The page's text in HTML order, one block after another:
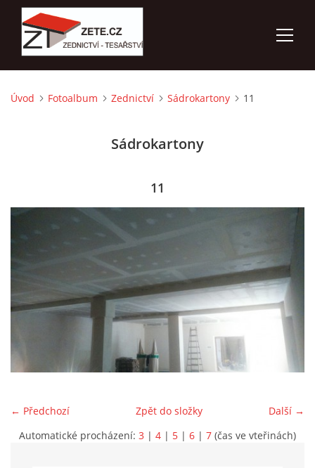
ÚVOD
Marek Petruželka
Studýnka 131
Hronov
+420 731561027
zete@zete.cz
Úvod Fotoalbum Zednictví Sádrokartony 11
Sádrokartony
11
← Předchozí Další →
Zpět do složky
Automatické procházení: 3 | 4 | 5 | 6 | 7 (čas ve vteřinách)